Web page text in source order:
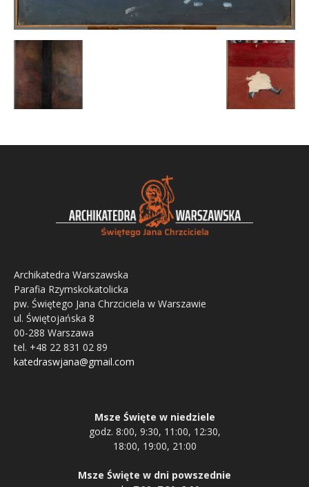
Archikatedra Warszawska
Parafia Rzymskokatolicka
pw. Świętego Jana Chrzciciela w Warszawie
ul. Świętojańska 8
00-288 Warszawa
tel. +48 22 831 02 89
katedraswjana@gmail.com
Msze Święte w niedziele
godz. 8:00, 9:30, 11:00, 12:30,
18:00, 19:00, 21:00
Msze Święte w dni powszednie